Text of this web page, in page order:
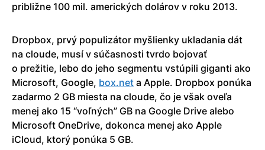
približne 100 mil. amerických dolárov v roku 2013.
Dropbox, prvý populizátor myšlienky ukladania dát
na cloude, musí v súčasnosti tvrdo bojovať
o prežitie, lebo do jeho segmentu vstúpili giganti ako
Microsoft, Google, box.net a Apple. Dropbox ponúka
zadarmo 2 GB miesta na cloude, čo je však oveľa
menej ako 15 “voľných” GB na Google Drive alebo
Microsoft OneDrive, dokonca menej ako Apple
iCloud, ktorý ponúka 5 GB.